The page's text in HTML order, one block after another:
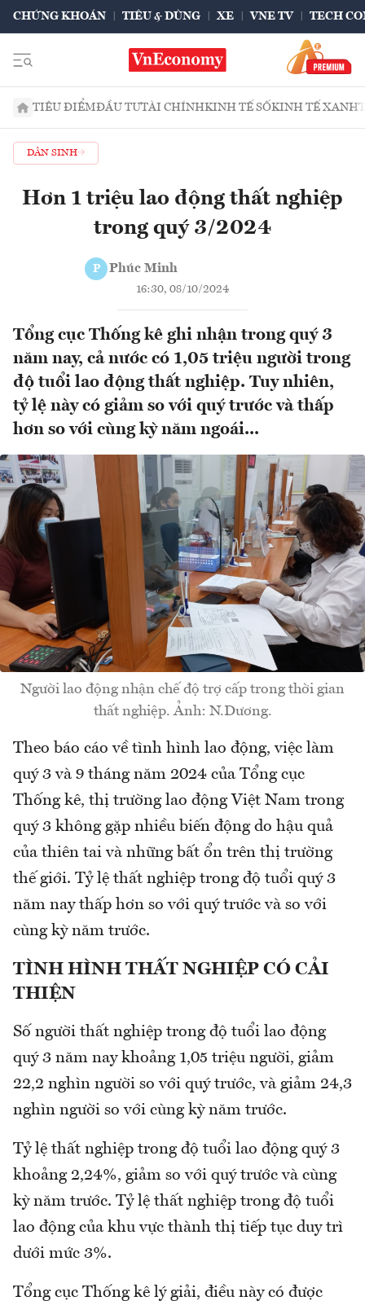
CHỨNG KHOÁN TIÊU & DÙNG XE VNE TV TECH
TIÊU ĐIỂMĐẦU TƯTÀI CHÍNHKINH TẾ SỐKINH TẾ XANH
DÂN SINH
Hơn 1 triệu lao động thất nghiệp
trong quý 3/2024
P Phúc Minh
16:30, 08/10/2024
Tổng cục Thống kê ghi nhận trong quý 3
năm nay, cả nước có 1,05 triệu người trong
độ tuổi lao động thất nghiệp. Tuy nhiên,
tỷ lệ này có giảm so với quý trước và thấp
hơn so với cùng kỳ năm ngoái...
Người lao động nhận chế độ trợ cấp trong thời gian
thất nghiệp. Ảnh: N.Dương.
Theo báo cáo về tình hình lao động, việc làm
quý 3 và 9 tháng năm 2024 của Tổng cục
Thống kê, thị trường lao động Việt Nam trong
quý 3 không gặp nhiều biến động do hậu quả
của thiên tai và những bất ổn trên thị trường
thế giới. Tỷ lệ thất nghiệp trong độ tuổi quý 3
năm nay thấp hơn so với quý trước và so với
cùng kỳ năm trước.
TÌNH HÌNH THẤT NGHIỆP CÓ CẢI
THIỆN
Số người thất nghiệp trong độ tuổi lao động
quý 3 năm nay khoảng 1,05 triệu người, giảm
22,2 nghìn người so với quý trước, và giảm 24,3
nghìn người so với cùng kỳ năm trước.
Tỷ lệ thất nghiệp trong độ tuổi lao động quý 3
khoảng 2,24%, giảm so với quý trước và cùng
kỳ năm trước. Tỷ lệ thất nghiệp trong độ tuổi
lao động của khu vực thành thị tiếp tục duy trì
dưới mức 3%.
Tổng cục Thống kê lý giải, điều này có được